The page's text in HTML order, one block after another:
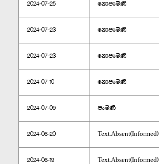
2024-07-25 නොපැමිණි
2024-07-23 නොපැමිණි
2024-07-23 නොපැමිණි
2024-07-10 නොපැමිණි
2024-07-09 පැමිණි
2024-06-20 Text.Absent(Informed)
2024-06-19 Text.Absent(Informed)